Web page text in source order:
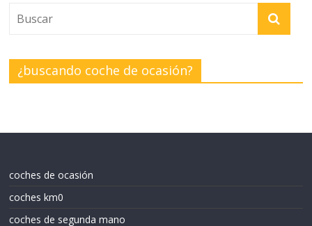
¿buscando coche de ocasión?
coches de ocasión
coches km0
coches de segunda mano